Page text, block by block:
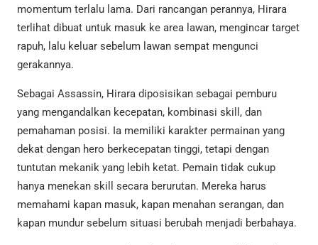
momentum terlalu lama. Dari rancangan perannya, Hirara
terlihat dibuat untuk masuk ke area lawan, mengincar target
rapuh, lalu keluar sebelum lawan sempat mengunci
gerakannya.
Sebagai Assassin, Hirara diposisikan sebagai pemburu
yang mengandalkan kecepatan, kombinasi skill, dan
pemahaman posisi. Ia memiliki karakter permainan yang
dekat dengan hero berkecepatan tinggi, tetapi dengan
tuntutan mekanik yang lebih ketat. Pemain tidak cukup
hanya menekan skill secara berurutan. Mereka harus
memahami kapan masuk, kapan menahan serangan, dan
kapan mundur sebelum situasi berubah menjadi berbahaya.